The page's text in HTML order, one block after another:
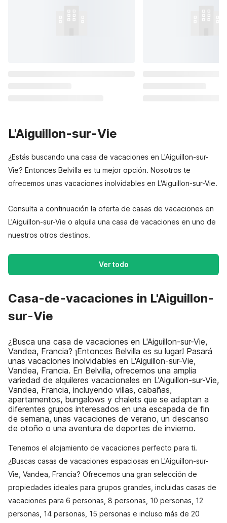
L'Aiguillon-sur-Vie
¿Estás buscando una casa de vacaciones en L'Aiguillon-sur-
Vie? Entonces Belvilla es tu mejor opción. Nosotros te
ofrecemos unas vacaciones inolvidables en L'Aiguillon-sur-Vie.
Consulta a continuación la oferta de casas de vacaciones en
L'Aiguillon-sur-Vie o alquila una casa de vacaciones en uno de
nuestros otros destinos.
Ver todo
Casa-de-vacaciones in L'Aiguillon-
sur-Vie
¿Busca una casa de vacaciones en L'Aiguillon-sur-Vie,
Vandea, Francia? ¡Entonces Belvilla es su lugar! Pasará
unas vacaciones inolvidables en L'Aiguillon-sur-Vie,
Vandea, Francia. En Belvilla, ofrecemos una amplia
variedad de alquileres vacacionales en L'Aiguillon-sur-Vie,
Vandea, Francia, incluyendo villas, cabañas,
apartamentos, bungalows y chalets que se adaptan a
diferentes grupos interesados en una escapada de fin
de semana, unas vacaciones de verano, un descanso
de otoño o una aventura de deportes de invierno.
Tenemos el alojamiento de vacaciones perfecto para ti.
¿Buscas casas de vacaciones espaciosas en L'Aiguillon-sur-
Vie, Vandea, Francia? Ofrecemos una gran selección de
propiedades ideales para grupos grandes, incluidas casas de
vacaciones para 6 personas, 8 personas, 10 personas, 12
personas, 14 personas, 15 personas e incluso más de 20